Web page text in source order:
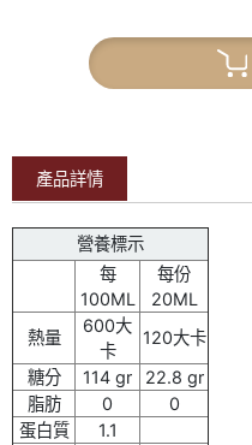
產品詳情
營養標示
每
100ML
每份
20ML
熱量
600大
卡
120大卡
糖分
114 gr
22.8 gr
脂肪
0
0
蛋白質
1.1